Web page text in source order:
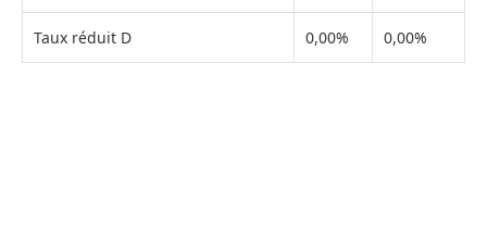
Taux réduit D 0,00% 0,00%